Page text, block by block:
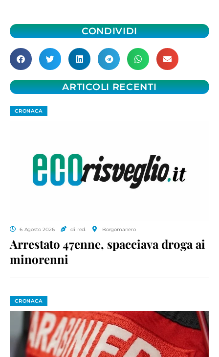
CONDIVIDI
ARTICOLI RECENTI
CRONACA
6 Agosto 2026 di red. Borgomanero
Arrestato 47enne, spacciava droga ai
minorenni
CRONACA